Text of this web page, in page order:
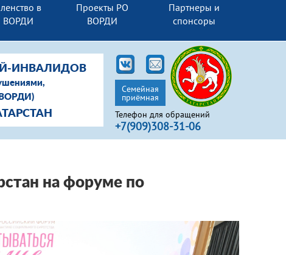
в
ВОРДИ
Проекты РО
ВОРДИ
Партнеры и
спонсоры
Телефон для обращений
+7(909)308-31-06
ИНВАЛИДОВ
Семейная
приёмная
на форуме по